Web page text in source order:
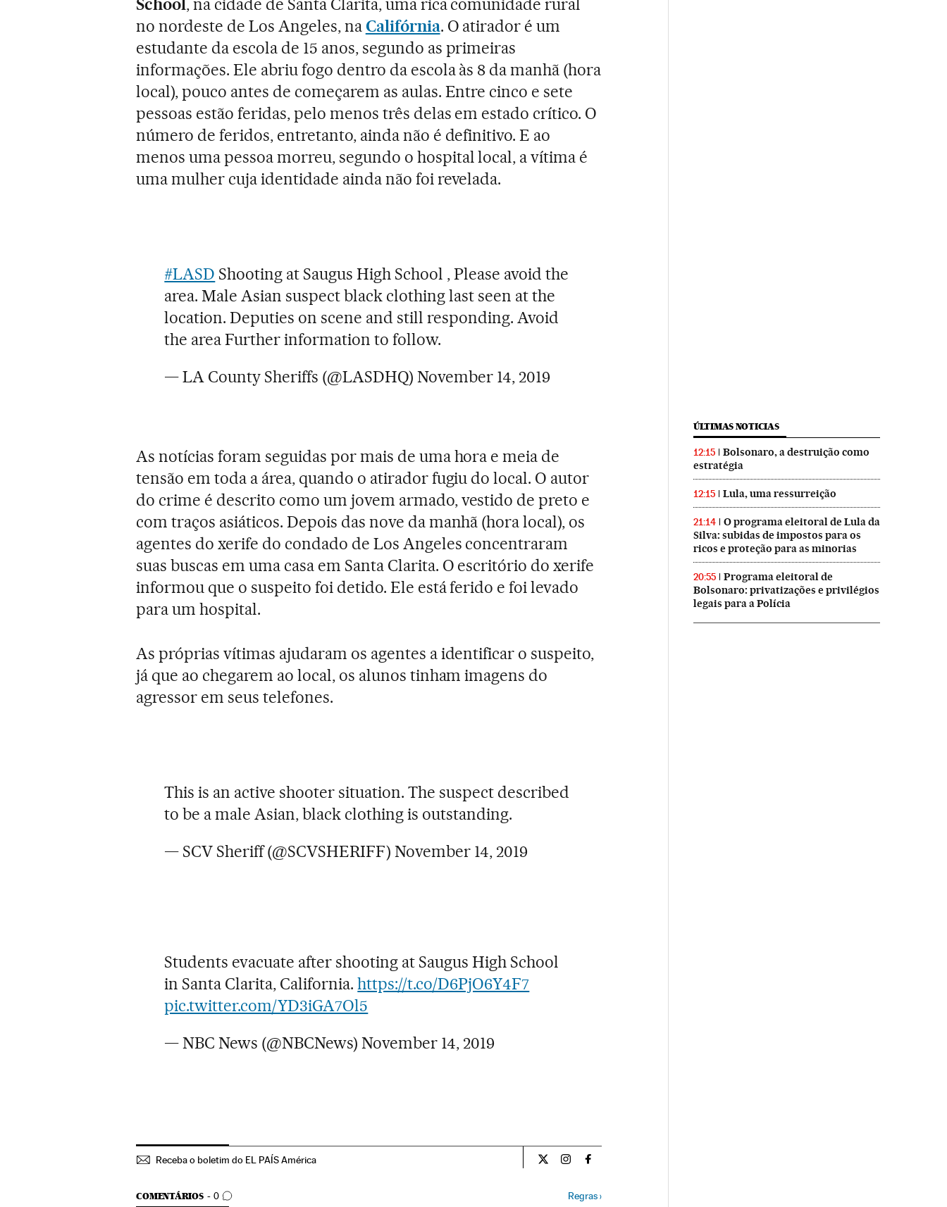
School, na cidade de Santa Clarita, uma rica comunidade rural
no nordeste de Los Angeles, na Califórnia. O atirador é um
estudante da escola de 15 anos, segundo as primeiras
informações. Ele abriu fogo dentro da escola às 8 da manhã (hora
local), pouco antes de começarem as aulas. Entre cinco e sete
pessoas estão feridas, pelo menos três delas em estado crítico. O
número de feridos, entretanto, ainda não é definitivo. E ao
menos uma pessoa morreu, segundo o hospital local, a vítima é
uma mulher cuja identidade ainda não foi revelada.
#LASD Shooting at Saugus High School , Please avoid the
area. Male Asian suspect black clothing last seen at the
location. Deputies on scene and still responding. Avoid
the area Further information to follow.
— LA County Sheriffs (@LASDHQ)November 14, 2019
As notícias foram seguidas por mais de uma hora e meia de
tensão em toda a área, quando o atirador fugiu do local. O autor
do crime é descrito como um jovem armado, vestido de preto e
com traços asiáticos. Depois das nove da manhã (hora local), os
agentes do xerife do condado de Los Angeles concentraram
suas buscas em uma casa em Santa Clarita. O escritório do xerife
informou que o suspeito foi detido. Ele está ferido e foi levado
para um hospital.
As próprias vítimas ajudaram os agentes a identificar o suspeito,
já que ao chegarem ao local, os alunos tinham imagens do
agressor em seus telefones.
This is an active shooter situation. The suspect described
to be a male Asian, black clothing is outstanding.
— SCV Sheriff (@SCVSHERIFF)November 14, 2019
Students evacuate after shooting at Saugus High School
in Santa Clarita, California.https://t.co/D6PjO6Y4F7
pic.twitter.com/YD3iGA7Ol5
— NBC News (@NBCNews)November 14, 2019
Receba o boletim do EL PAÍS América Internacional El País Brasil en Twitter
Internacional El País Brasil en Instagram
Internacional El País Brasil en Facebook
COMENTÁRIOS 0
COMENTÁRIOS Regras›
ÚLTIMAS NOTICIAS
12:15
Bolsonaro, a destruição como
estratégia
12:15 Lula, uma ressurreição
21:14
O programa eleitoral de Lula da
Silva: subidas de impostos para os
ricos e proteção para as minorias
20:55
Programa eleitoral de
Bolsonaro: privatizações e privilégios
legais para a Polícia